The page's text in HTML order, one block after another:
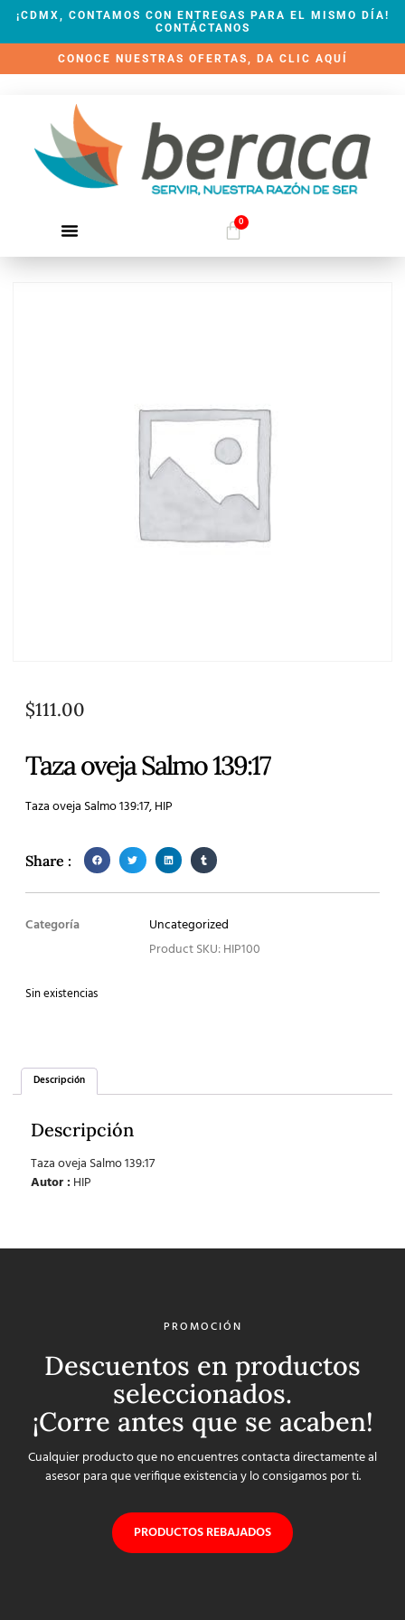
¡CDMX, CONTAMOS CON ENTREGAS PARA EL MISMO DÍA!
CONTÁCTANOS
CONOCE NUESTRAS OFERTAS, DA CLIC AQUÍ
0
$111.00
Taza oveja Salmo 139:17
Taza oveja Salmo 139:17, HIP
Share :
Categoría
Uncategorized
Product SKU: HIP100
Sin existencias
Descripción
Descripción
Taza oveja Salmo 139:17
Autor :HIP
PROMOCIÓN
Descuentos en productos
seleccionados.
¡Corre antes que se acaben!
Cualquier producto que no encuentres contacta directamente al
asesor para que verifique existencia y lo consigamos por ti.
PRODUCTOS REBAJADOS